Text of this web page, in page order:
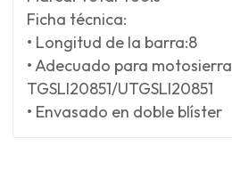
Ficha técnica:
• Longitud de la barra:8
• Adecuado para motosierra
TGSLI20851/UTGSLI20851
• Envasado en doble blíster